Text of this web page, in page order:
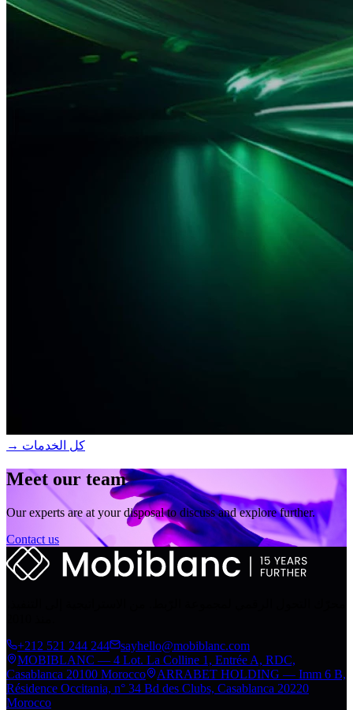
→ كل الخدمات
Meet our team
Our experts are at your disposal to discuss and explore further.
Contact us
+212 521 244 244
sayhello@mobiblanc.com
MOBIBLANC — 4 Lot. La Colline 1, Entrée A, RDC,
Casablanca 20100 Morocco
ARRABET HOLDING — Imm 6 B,
Résidence Occitania, n° 34 Bd des Clubs, Casablanca 20220
Morocco